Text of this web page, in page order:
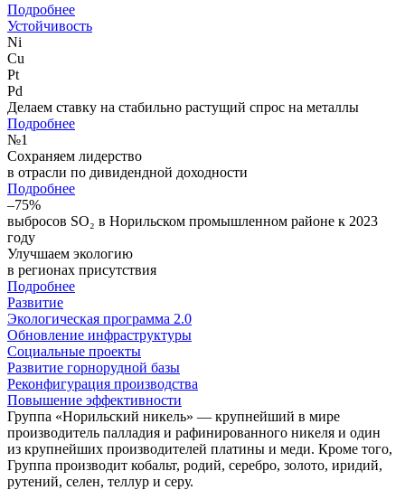
Подробнее
Устойчивость
Ni
Cu
Pt
Pd
Делаем ставку на стабильно растущий спрос на металлы
Подробнее
№1
Сохраняем лидерство
в отрасли по дивидендной доходности
Подробнее
–75%
выбросов SO₂ в Норильском промышленном районе к 2023
году
Улучшаем экологию
в регионах присутствия
Подробнее
Развитие
Экологическая программа 2.0
Обновление инфраструктуры
Социальные проекты
Развитие горнорудной базы
Реконфигурация производства
Повышение эффективности
Группа «Норильский никель» — крупнейший в мире
производитель палладия и рафинированного никеля и один
из крупнейших производителей платины и меди. Кроме того,
Группа производит кобальт, родий, серебро, золото, иридий,
рутений, селен, теллур и серу.